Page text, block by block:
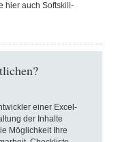
hier auch Softskill-
einer Excel-
der Inhalte
Möglichkeit Ihre